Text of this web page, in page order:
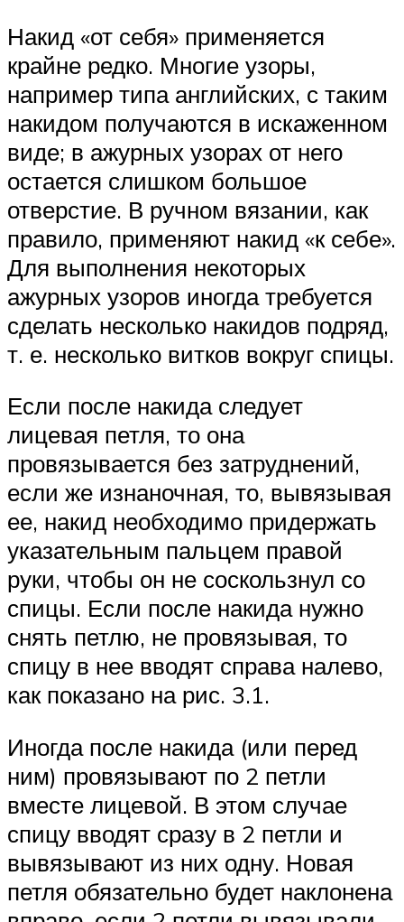
Накид «от себя» применяется
крайне редко. Многие узоры,
например типа английских, с таким
накидом получаются в искаженном
виде; в ажурных узорах от него
остается слишком большое
отверстие. В ручном вязании, как
правило, применяют накид «к себе».
Для выполнения некоторых
ажурных узоров иногда требуется
сделать несколько накидов подряд,
т. е. несколько витков вокруг спицы.
Если после накида следует
лицевая петля, то она
провязывается без затруднений,
если же изнаночная, то, вывязывая
ее, накид необходимо придержать
указательным пальцем правой
руки, чтобы он не соскользнул со
спицы. Если после накида нужно
снять петлю, не провязывая, то
спицу в нее вводят справа налево,
как показано на рис. 3.1.
Иногда после накида (или перед
ним) провязывают по 2 петли
вместе лицевой. В этом случае
спицу вводят сразу в 2 петли и
вывязывают из них одну. Новая
петля обязательно будет наклонена